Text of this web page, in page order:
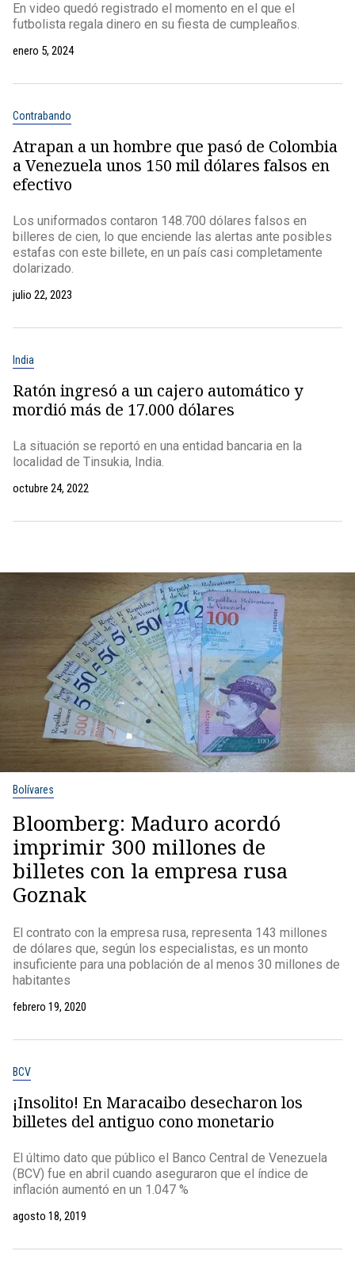
En video quedó registrado el momento en el que el
futbolista regala dinero en su fiesta de cumpleaños.
enero 5, 2024
Contrabando
Atrapan a un hombre que pasó de Colombia
a Venezuela unos 150 mil dólares falsos en
efectivo
Los uniformados contaron 148.700 dólares falsos en
billeres de cien, lo que enciende las alertas ante posibles
estafas con este billete, en un país casi completamente
dolarizado.
julio 22, 2023
India
Ratón ingresó a un cajero automático y
mordió más de 17.000 dólares
La situación se reportó en una entidad bancaria en la
localidad de Tinsukia, India.
octubre 24, 2022
Bolívares
Bloomberg: Maduro acordó
imprimir 300 millones de
billetes con la empresa rusa
Goznak
El contrato con la empresa rusa, representa 143 millones
de dólares que, según los especialistas, es un monto
insuficiente para una población de al menos 30 millones de
habitantes
febrero 19, 2020
BCV
¡Insolito! En Maracaibo desecharon los
billetes del antiguo cono monetario
El último dato que público el Banco Central de Venezuela
(BCV) fue en abril cuando aseguraron que el índice de
inflación aumentó en un 1.047 %
agosto 18, 2019